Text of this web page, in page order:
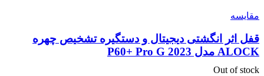
مقایسه
قفل اثر انگشتی دیجیتال و دستگیره تشخیص چهره
ALOCK مدل P60+ Pro G 2023
Out of stock